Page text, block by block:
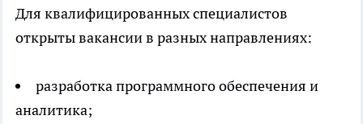
Для квалифицированных специалистов
открыты вакансии в разных направлениях:
разработка программного обеспечения и
аналитика;